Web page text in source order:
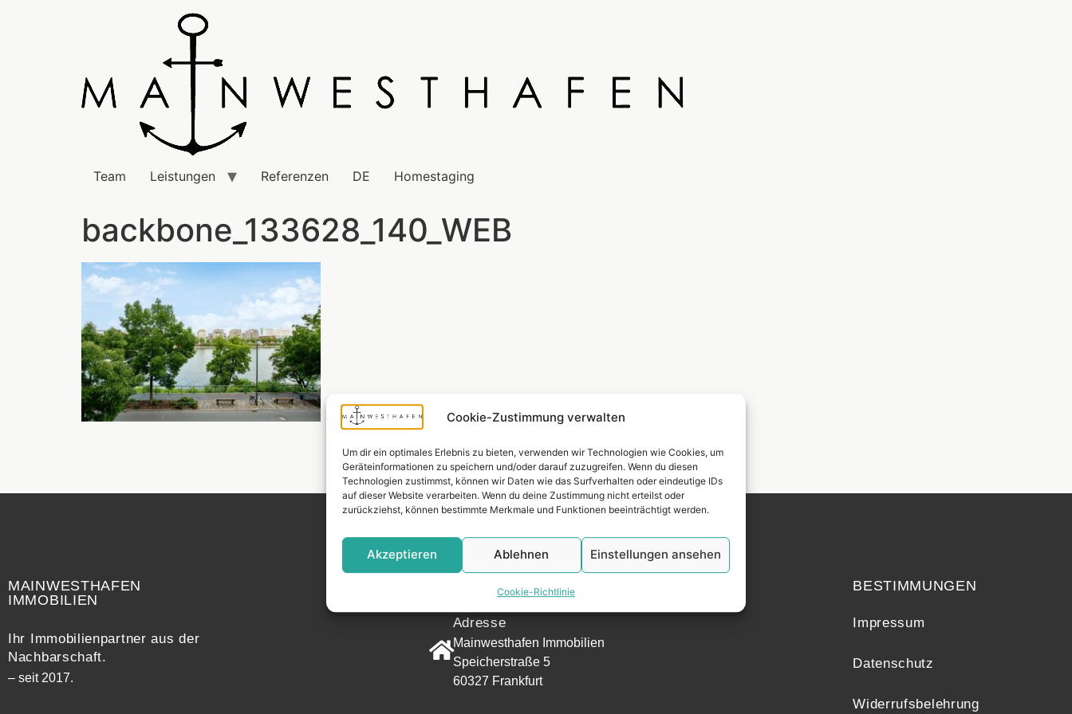
Cookie-Zustimmung verwalten
Um dir ein optimales Erlebnis zu bieten, verwenden wir Technologien wie Cookies, um
Geräteinformationen zu speichern und/oder darauf zuzugreifen. Wenn du diesen
Technologien zustimmst, können wir Daten wie das Surfverhalten oder eindeutige IDs
auf dieser Website verarbeiten. Wenn du deine Zustimmung nicht erteilst oder
zurückziehst, können bestimmte Merkmale und Funktionen beeinträchtigt werden.
Akzeptieren Ablehnen Einstellungen ansehen
Cookie-Richtlinie
Team Leistungen Referenzen DE Homestaging
backbone_133628_140_WEB
MAINWESTHAFEN
IMMOBILIEN
Ihr Immobilienpartner aus der
Nachbarschaft.
– seit 2017.
KONTAKT
Adresse
Mainwesthafen Immobilien
Speicherstraße 5
60327 Frankfurt
Widerrufsrecht
BESTIMMUNGEN
Impressum
Datenschutz
Widerrufsbelehrung